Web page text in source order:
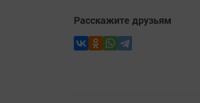
Расскажите друзьям